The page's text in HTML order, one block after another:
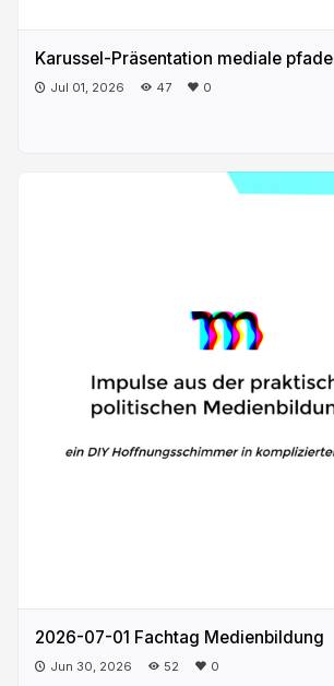
Karussel-Präsentation mediale pfade
Jul 01, 2026 47 0
2026-07-01 Fachtag Medienbildung
Jun 30, 2026 52 0